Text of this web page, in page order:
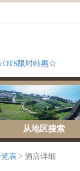
限时特惠☆
从地区搜索
表 酒店详细